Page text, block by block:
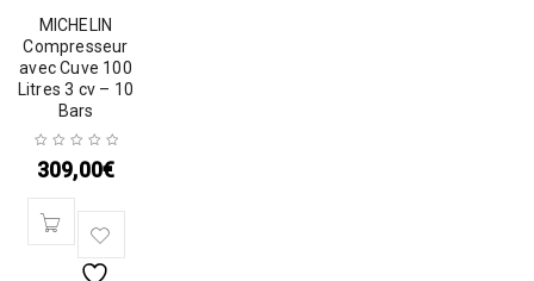
MICHELIN
Compresseur
avec Cuve 100
Litres 3 cv – 10
Bars
309,00€